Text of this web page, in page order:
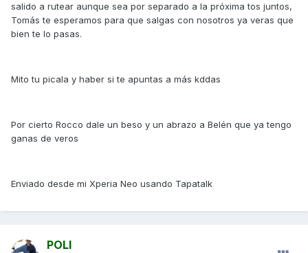
salido a rutear aunque sea por separado a la próxima tos juntos,
Tomás te esperamos para que salgas con nosotros ya veras que
bien te lo pasas.
Mito tu picala y haber si te apuntas a más kddas
Por cierto Rocco dale un beso y un abrazo a Belén que ya tengo
ganas de veros
Enviado desde mi Xperia Neo usando Tapatalk
POLI